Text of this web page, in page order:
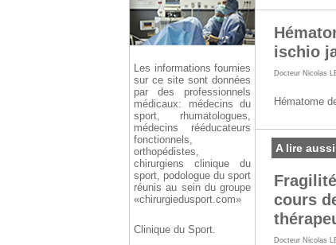
Les informations fournies
sur ce site sont données
par des professionnels
médicaux: médecins du
sport, rhumatologues,
médecins rééducateurs
fonctionnels,
orthopédistes,
chirurgiens clinique du
sport, podologue du sport
réunis au sein du groupe
«chirurgiedusport.com»
Clinique du Sport.
ischio
Docteur Nicolas
Hématome
A lire
cours
Docteur Nicolas